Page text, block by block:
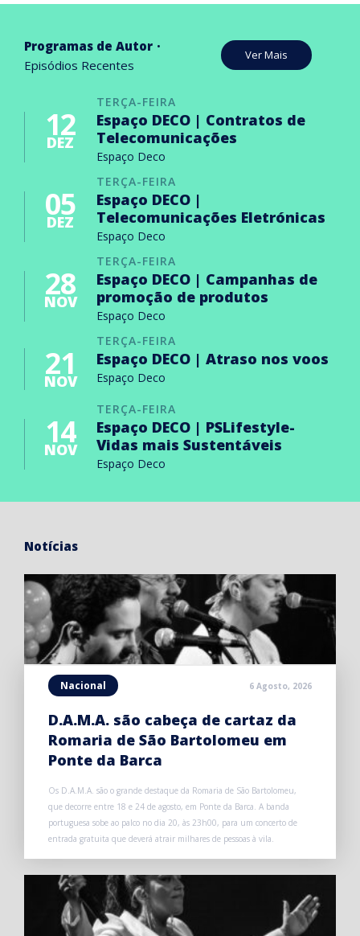
Programas de Autor
Episódios Recentes
Ver Mais
TERÇA-FEIRA
12
DEZ
Espaço DECO | Contratos de
Telecomunicações
Espaço Deco
TERÇA-FEIRA
05
DEZ
Espaço DECO |
Telecomunicações Eletrónicas
Espaço Deco
TERÇA-FEIRA
28
NOV
Espaço DECO | Campanhas de
promoção de produtos
Espaço Deco
TERÇA-FEIRA
21
NOV
Espaço DECO | Atraso nos voos
Espaço Deco
TERÇA-FEIRA
14
NOV
Espaço DECO | PSLifestyle-
Vidas mais Sustentáveis
Espaço Deco
Notícias
Nacional 6 Agosto, 2026
D.A.M.A. são cabeça de cartaz da
Romaria de São Bartolomeu em
Ponte da Barca
Os D.A.M.A. são o grande destaque da Romaria de São Bartolomeu,
que decorre entre 18 e 24 de agosto, em Ponte da Barca. A banda
portuguesa sobe ao palco no dia 20, às 23h00, para um concerto de
entrada gratuita que deverá atrair milhares de pessoas à vila.